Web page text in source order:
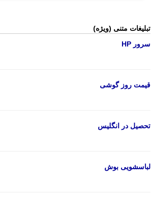
تبلیغات متنی (ویژه)
سرور HP
قیمت روز گوشی
تحصیل در انگلیس
لباسشویی بوش